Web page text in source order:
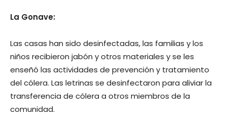
La Gonave:
Las casas han sido desinfectadas, las familias y los
niños recibieron jabón y otros materiales y se les
enseñó las actividades de prevención y tratamiento
del cólera. Las letrinas se desinfectaron para aliviar la
transferencia de cólera a otros miembros de la
comunidad.